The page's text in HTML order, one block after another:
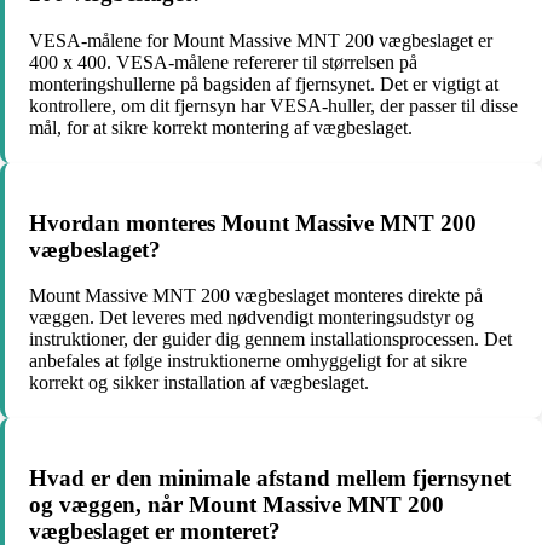
VESA-målene for Mount Massive MNT 200 vægbeslaget er
400 x 400. VESA-målene refererer til størrelsen på
monteringshullerne på bagsiden af fjernsynet. Det er vigtigt at
kontrollere, om dit fjernsyn har VESA-huller, der passer til disse
mål, for at sikre korrekt montering af vægbeslaget.
Hvordan monteres Mount Massive MNT 200
vægbeslaget?
Mount Massive MNT 200 vægbeslaget monteres direkte på
væggen. Det leveres med nødvendigt monteringsudstyr og
instruktioner, der guider dig gennem installationsprocessen. Det
anbefales at følge instruktionerne omhyggeligt for at sikre
korrekt og sikker installation af vægbeslaget.
Hvad er den minimale afstand mellem fjernsynet
og væggen, når Mount Massive MNT 200
vægbeslaget er monteret?